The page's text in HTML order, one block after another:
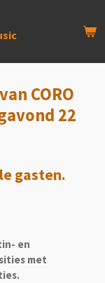
CORO
22
gasten.
en
met